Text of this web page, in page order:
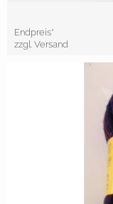
Endpreis*
zzgl. Versand